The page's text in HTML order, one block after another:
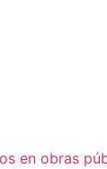
en obras